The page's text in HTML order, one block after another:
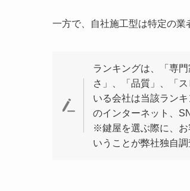
一方で、自社施工型は特定の業
ランキングは、「専
さ」、「品質」、「
いる会社は当該ラン
のインターネット、
※鍵屋を選ぶ際に、お
いうことが弊社独自